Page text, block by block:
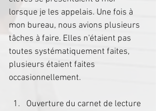
lorsque je les appelais. Une fois à
mon bureau, nous avions plusieurs
tâches à faire. Elles n'étaient pas
toutes systématiquement faites,
plusieurs étaient faites
occasionnellement.
Ouverture du carnet de lecture